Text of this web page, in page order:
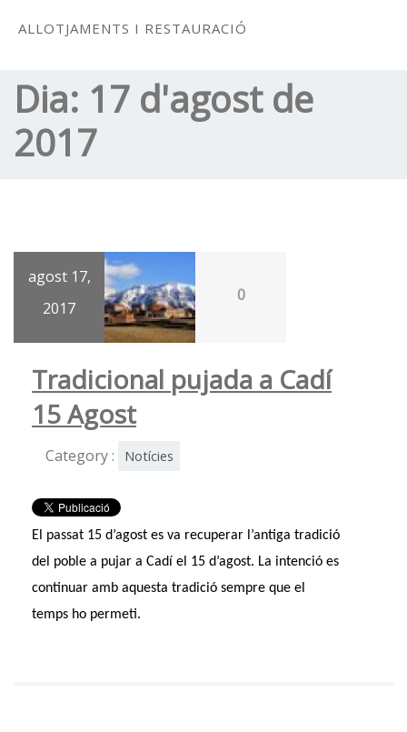
ALLOTJAMENTS I RESTAURACIÓ
Dia: 17 d'agost de
2017
agost 17,
2017
0
Tradicional pujada a Cadí
15 Agost
Category : Notícies
El passat 15 d’agost es va recuperar l’antiga tradició
del poble a pujar a Cadí el 15 d’agost. La intenció es
continuar amb aquesta tradició sempre que el
temps ho permeti.